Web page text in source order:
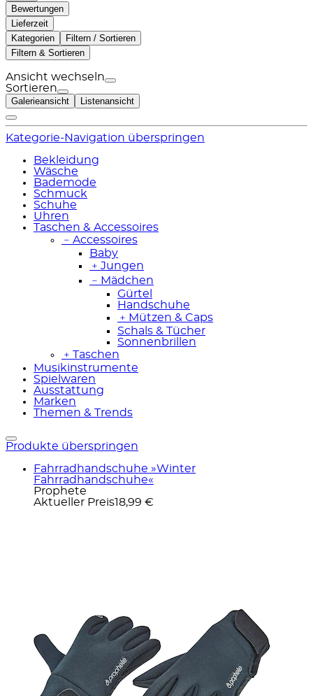
Bewertungen
Lieferzeit
Kategorien
Filtern / Sortieren
Filtern & Sortieren
Ansicht wechseln
Sortieren
Galerieansicht Listenansicht
Kategorie-Navigation überspringen
Bekleidung
Wäsche
Bademode
Schmuck
Schuhe
Uhren
Taschen & Accessoires
﹣ Accessoires
Baby
﹢ Jungen
﹣ Mädchen
Gürtel
Handschuhe
﹢ Mützen & Caps
Schals & Tücher
Sonnenbrillen
﹢ Taschen
Musikinstrumente
Spielwaren
Ausstattung
Marken
Themen & Trends
Produkte überspringen
Fahrradhandschuhe »Winter
Fahrradhandschuhe«
Prophete
Aktueller Preis18,99 €